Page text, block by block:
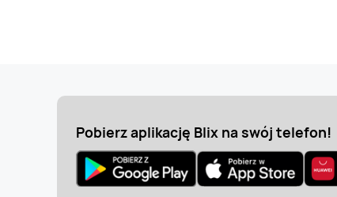
Pobierz aplikację Blix na swój telefon!